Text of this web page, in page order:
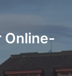
Online-